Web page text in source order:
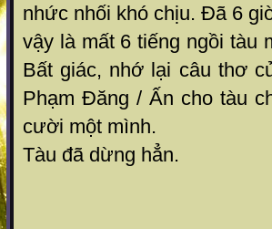
nhức nhối khó chịu. Đã 6
vậy là mất 6 tiếng ngồi tàu
Bất giác, nhớ lại câu thơ
Phạm Đăng / Ấn cho tàu
cười một mình.
Tàu đã dừng hẳn.